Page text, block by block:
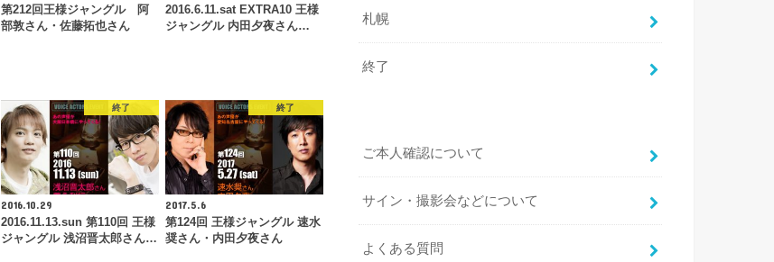
第212回王様ジャングル 阿
部敦さん・佐藤拓也さん
2016.6.11.sat EXTRA10 王様
ジャングル 内田夕夜さん…
終了
2016.10.29
2016.11.13.sun 第110回 王様
ジャングル 浅沼晋太郎さん…
終了
2017.5.6
第124回 王様ジャングル 速水
奨さん・内田夕夜さん
札幌
終了
ご本人確認について
サイン・撮影会などについて
よくある質問